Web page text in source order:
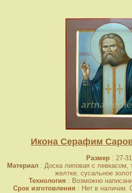
Икона Серафим
Размер: 27-
Материал: Доска липовая с левкасом,
желтке, сусальное
Технология : Возможно
Срок изготовления : Нет в наличии.